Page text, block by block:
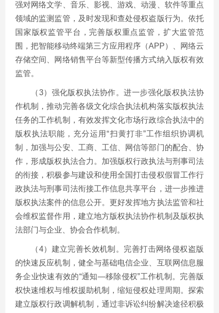
强对网络文学、音乐、影视、游戏、动漫、软件等重点
领域的监测监管，及时发现和查处侵权盗版行为。依托
国家版权监管平台，完善版权重点监管，扩大监管范
围，把智能移动终端第三方应用程序（APP）、网络云
存储空间、网络销售平台等新型传播方式纳入版权有效
监管。
（3）强化版权执法协作。进一步强化版权执法协
作机制，推动完善各级文化综合执法机构落实版权执法
任务的工作机制，有效发挥文化市场行政综合执法中的
版权执法职能，充分运用“扫黄打非”工作组织协调机
制，加强与公安、工商、工信、网信等部门的配合、协
作，形成版权执法合力。加强版权行政执法与刑事司法
的衔接，积极参与建设和使用全国打击侵权假冒工作行
政执法与刑事司法衔接工作信息共享平台，进一步推进
版权执法案件的信息公开。更好发挥地方执法监管和社
会维权监督作用，建立地方版权执法协作机制及版权执
法部门与企业、协会合作机制。
（4）建立完善长效机制。完善打击网络侵权盗版
的快速反应机制，健全与基础电信企业、互联网信息服
务企业快速有效的“通知—移除侵权”工作机制。完善版
权快速维权与维权援助机制，缩短侵权处理周期。探索
建立版权行政调解机制，通过非诉讼纠纷解决途径积极